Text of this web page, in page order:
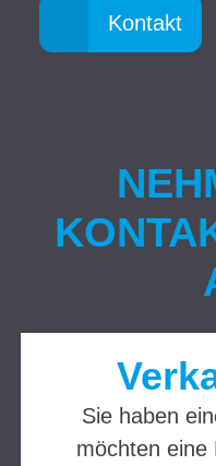
Kontakt
Sie haben
möchten eine